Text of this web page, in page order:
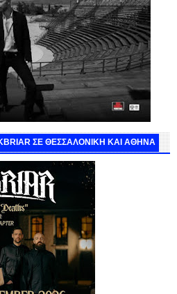
ΣΕ ΘΕΣΣΑΛΟΝΙΚΗ ΚΑΙ ΑΘΗΝΑ